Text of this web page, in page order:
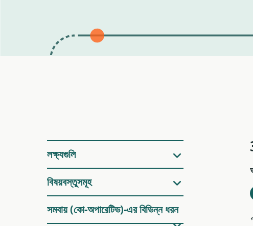
ফিল্টারগুলি
লক্ষ্যগুলি
বিষয়বস্তুসমূহ
সমবায় (কো-অপারেটিভ)-এর বিভিন্ন ধরন